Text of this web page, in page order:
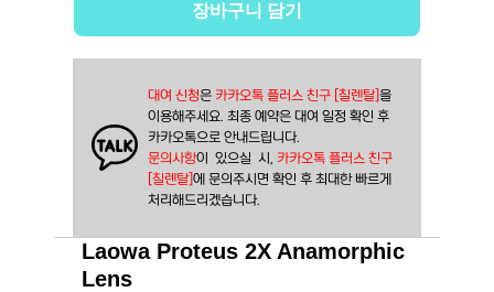
장바구니 담기
대여 신청은 카카오톡 플러스 친구 [칠렌탈] 을
이용해주세요. 최종 예약은 대여 일정 확인 후
카카오톡으로 안내드립니다.
문의사항이  있으실  시, 카카오톡 플러스 친구
[칠렌탈] 에 문의주시면 확인 후 최대한 빠르게
처리해드리겠습니다.
Laowa Proteus 2X Anamorphic
Lens